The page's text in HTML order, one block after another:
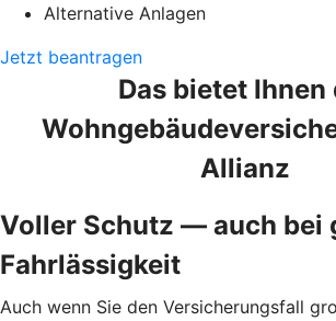
Alternative Anlagen
Jetzt beantragen
Das bietet Ihnen
Allianz
Voller Schutz — auch bei
Fahrlässigkeit
Auch wenn Sie den Versicherungsfall